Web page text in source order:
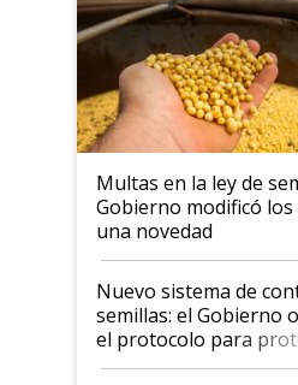
Multas en la ley de
Gobierno modificó
una novedad
Nuevo sistema de
semillas: el Gobierno
el protocolo para
propiedad intelectual